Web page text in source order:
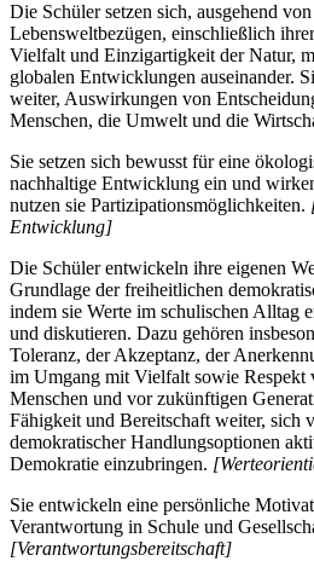
Die Schüler setzen sich, ausgehend
Lebensweltbezügen, einschließlich
Vielfalt und Einzigartigkeit der Natur,
globalen Entwicklungen auseinander.
weiter, Auswirkungen von
Menschen, die Umwelt und die
Sie setzen sich bewusst für eine
nachhaltige Entwicklung ein und
nutzen sie Partizipationsmöglichkeiten.
Entwicklung]
Die Schüler entwickeln ihre eigenen
Grundlage der freiheitlichen
indem sie Werte im schulischen Alltag
und diskutieren. Dazu gehören
Toleranz, der Akzeptanz, der
im Umgang mit Vielfalt sowie Respekt
Menschen und vor zukünftigen
Fähigkeit und Bereitschaft weiter, sich
demokratischer Handlungsoptionen
Demokratie einzubringen.
Sie entwickeln eine persönliche
Verantwortung in Schule und
[Verantwortungsbereitschaft]